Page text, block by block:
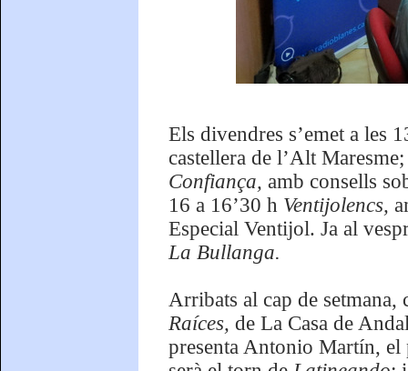
Els divendres s’emet a les
castellera de l’Alt
Confiança, amb consells
16 a 16’30 h Ventijolencs,
Especial Ventijol. Ja al
La Bullanga.
Arribats al cap de setmana,
Raíces, de La Casa de
presenta Antonio Martín,